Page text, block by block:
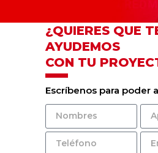
¿QUIERES QUE
AYUDEMOS
CON TU
Escríbenos para poder